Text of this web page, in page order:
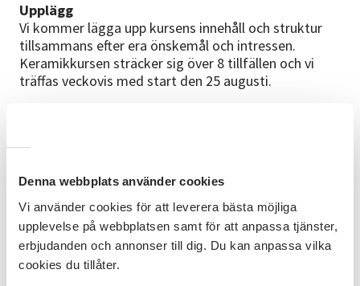
Denna webbplats använder cookies
Vi använder cookies för att leverera bästa möjliga
upplevelse på webbplatsen samt för att anpassa tjänster,
erbjudanden och annonser till dig. Du kan anpassa vilka
cookies du tillåter.
Upplägg
Vi kommer lägga upp kursens innehåll och struktur
tillsammans efter era önskemål och intressen.
Keramikkursen sträcker sig över 8 tillfällen och vi
träffas veckovis med start den 25 augusti.
Utöver kursavgiften tillkommer 70 kr/ kg lera. Glasyr
och två bränningar ingår.
Bra att veta
Kursen är förlagd i ändamålsenliga lokaler ca 3 km
utanför Tyringe, där Mejstad Träd och Lera har en